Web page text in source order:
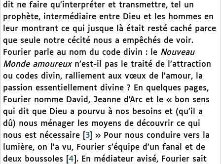
dit ne faire qu’interpréter et transmettre, tel un
prophète, intermédiaire entre Dieu et les hommes en
leur montrant ce qui jusque là était resté caché parce
que seule notre cécité nous a empêchés de voir.
Fourier parle au nom du code divin : le Nouveau
Monde amoureuxn’est-il pas le traité de l’attraction
ou codes divin, ralliement aux vœux de l’amour, la
passion essentiellement divine ? En quelques pages,
Fourier nomme David, Jeanne d’Arc et le « bon sens
qui dit que Dieu a pourvu à nos besoins et (qu’il a
dû) nous ménager les moyens de découvrir ce qui
nous est nécessaire
3
» Pour nous conduire vers la
lumière, on l’a vu, Fourier s’équipe d’un fanal et de
deux boussoles
4 . En médiateur avisé, Fourier sait